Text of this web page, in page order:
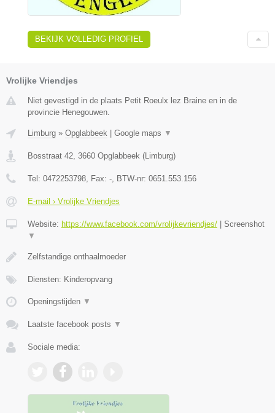
BEKIJK VOLLEDIG PROFIEL
Vrolijke Vriendjes
Niet gevestigd in de plaats Petit Roeulx lez Braine en in de
provincie Henegouwen.
Limburg » Opglabbeek Google maps ▼
Bosstraat 42 3660 Opglabbeek ( Limburg)
Tel: 0472253798 , Fax: - , BTW-nr: 0651.553.156
E-mail › Vrolijke Vriendjes
Website: https://www.facebook.com/vrolijkevriendjes/
Screenshot
▼
Zelfstandige onthaalmoeder
Diensten: Kinderopvang
Openingstijden ▼
Laatste facebook posts ▼
Sociale media: